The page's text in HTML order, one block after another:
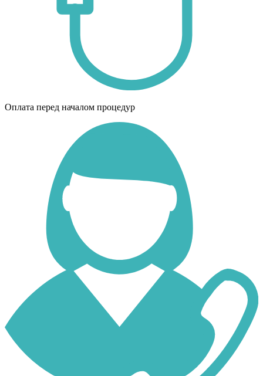
Оплата перед началом процедур